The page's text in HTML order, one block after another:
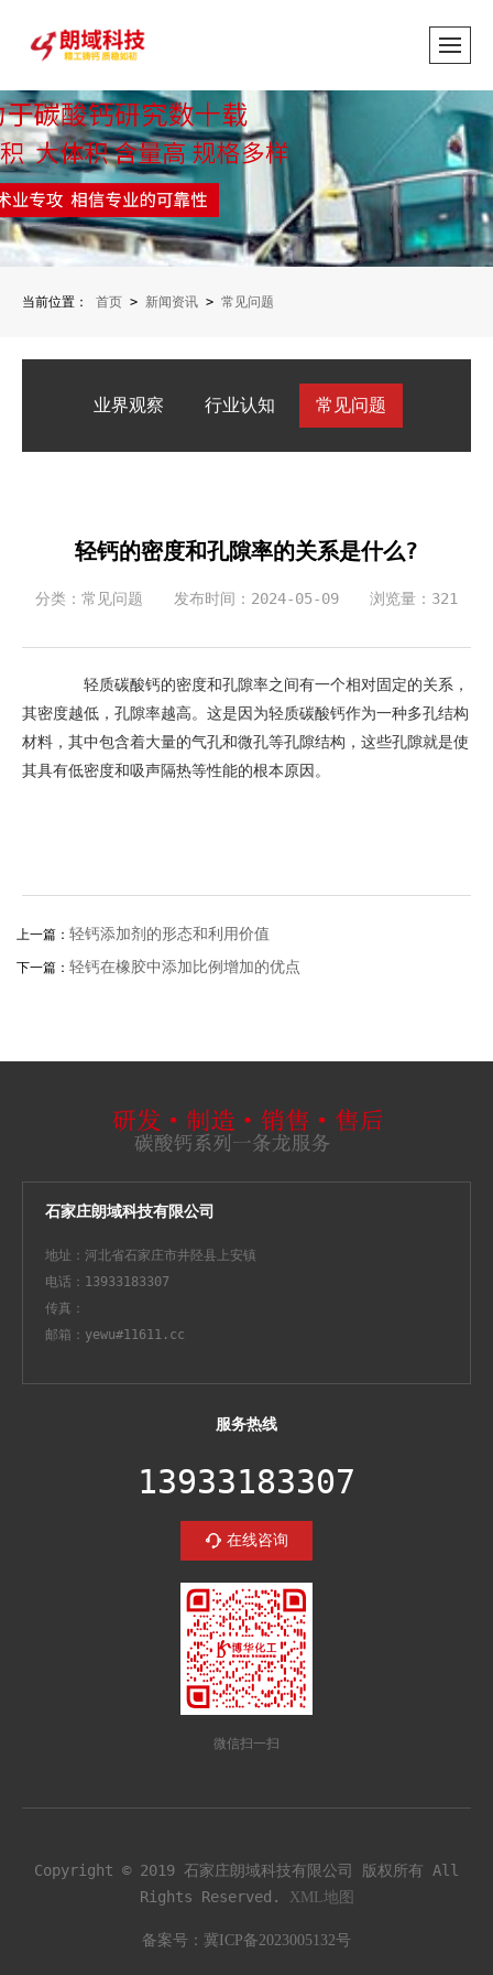
当前位置： 首页 > 新闻资讯 > 常见问题
业界观察 行业认知 常见问题
轻钙的密度和孔隙率的关系是什么?
分类：常见问题 发布时间：2024-05-09 浏览量：321
轻质碳酸钙的密度和孔隙率之间有一个相对固定的关系，
其密度越低，孔隙率越高。这是因为轻质碳酸钙作为一种多孔结构
材料，其中包含着大量的气孔和微孔等孔隙结构，这些孔隙就是使
其具有低密度和吸声隔热等性能的根本原因。
上一篇： 轻钙添加剂的形态和利用价值
下一篇： 轻钙在橡胶中添加比例增加的优点
石家庄朗域科技有限公司
地址：河北省石家庄市井陉县上安镇
电话：13933183307
传真：
邮箱：yewu#11611.cc
服务热线
13933183307
在线咨询
微信扫一扫
Copyright © 2019 石家庄朗域科技有限公司 版权所有 All
Rights Reserved.
XML地图
备案号： 冀ICP备2023005132号